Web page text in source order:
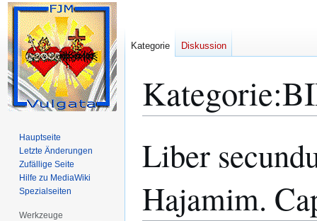
Kategorie:
Navigation
Suche
Liber
Hajamim.
Kategorie Diskussion
Hauptseite
Letzte Änderungen
Zufällige Seite
Hilfe zu MediaWiki
Spezialseiten
Werkzeuge